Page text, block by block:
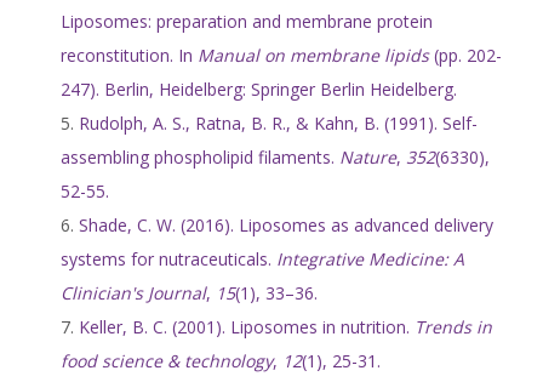
Liposomes: preparation and membrane protein
reconstitution. In Manual on membrane lipids(pp. 202-
247). Berlin, Heidelberg: Springer Berlin Heidelberg.
Rudolph, A. S., Ratna, B. R., & Kahn, B. (1991). Self-
assembling phospholipid filaments. Nature, 352(6330),
52-55.
Shade, C. W. (2016). Liposomes as advanced delivery
systems for nutraceuticals. Integrative Medicine: A
Clinician's Journal, 15(1), 33–36.
Keller, B. C. (2001). Liposomes in nutrition. Trends in
food science & technology, 12(1), 25-31.